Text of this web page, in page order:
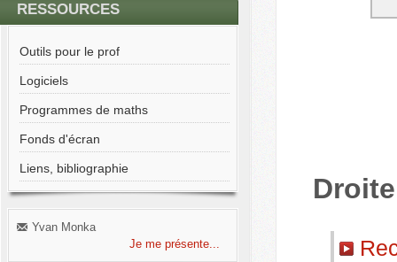
RESSOURCES
Outils pour le prof
Logiciels
Programmes de maths
Fonds d'écran
Liens, bibliographie
Yvan Monka
Je me présente...